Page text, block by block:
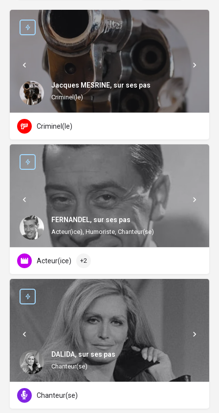
Jacques MESRINE, sur ses pas
Criminel(le)
Criminel(le)
FERNANDEL, sur ses pas
Acteur(ice), Humoriste, Chanteur(se)
Acteur(ice) +2
DALIDA, sur ses pas
Chanteur(se)
Chanteur(se)